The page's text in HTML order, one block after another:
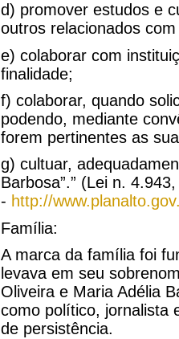
d) promover estudos e
outros relacionados
e) colaborar com
finalidade;
f) colaborar, quando
podendo, mediante
forem pertinentes as
g) cultuar,
Barbosa”.” (Lei n.
- http://
Família:
A marca da família foi
levava em seu
Oliveira e Maria Adélia
como político, jornalista
de persistência.